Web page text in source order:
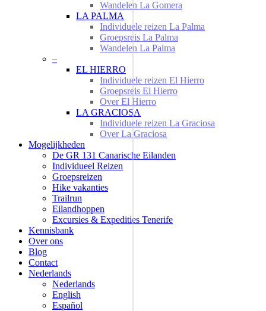
Wandelen La Gomera
LA PALMA
Individuele reizen La Palma
Groepsreis La Palma
Wandelen La Palma
–
EL HIERRO
Individuele reizen El Hierro
Groepsreis El Hierro
Over El Hierro
LA GRACIOSA
Individuele reizen La Graciosa
Over La Graciosa
Mogelijkheden
De GR 131 Canarische Eilanden
Individueel Reizen
Groepsreizen
Hike vakanties
Trailrun
Eilandhoppen
Excursies & Expedities Tenerife
Kennisbank
Over ons
Blog
Contact
Nederlands
Nederlands
English
Español